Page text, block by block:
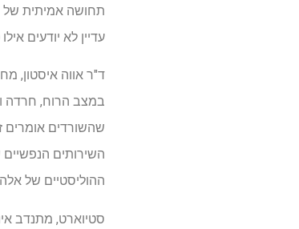
תחושה אמיתית של
עדיין לא יודעים
במצב הרוח, חרדה
שהשורדים אומרים
השירותים
ההוליסטיים של
סטיוארט, מתנדב